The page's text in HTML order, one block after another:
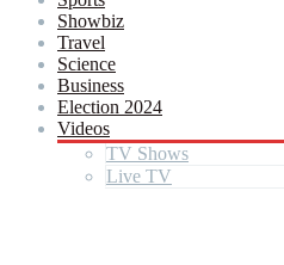
Showbiz
Travel
Science
Business
Election 2024
Videos
TV Shows
Live TV